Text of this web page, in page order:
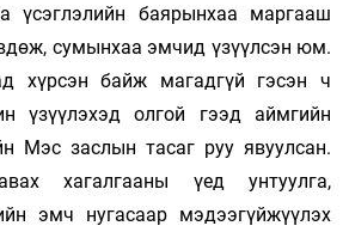
үсэглэлийн баярынхаа маргааш
сумынхаа эмчид үзүүлсэн юм.
хүрсэн байж магадгүй гэсэн ч
үзүүлэхэд олгой гээд аймгийн
Мэс заслын тасаг руу явуулсан.
хагалгааны үед унтуулга,
эмч нугасаар мэдээгүйжүүлэх